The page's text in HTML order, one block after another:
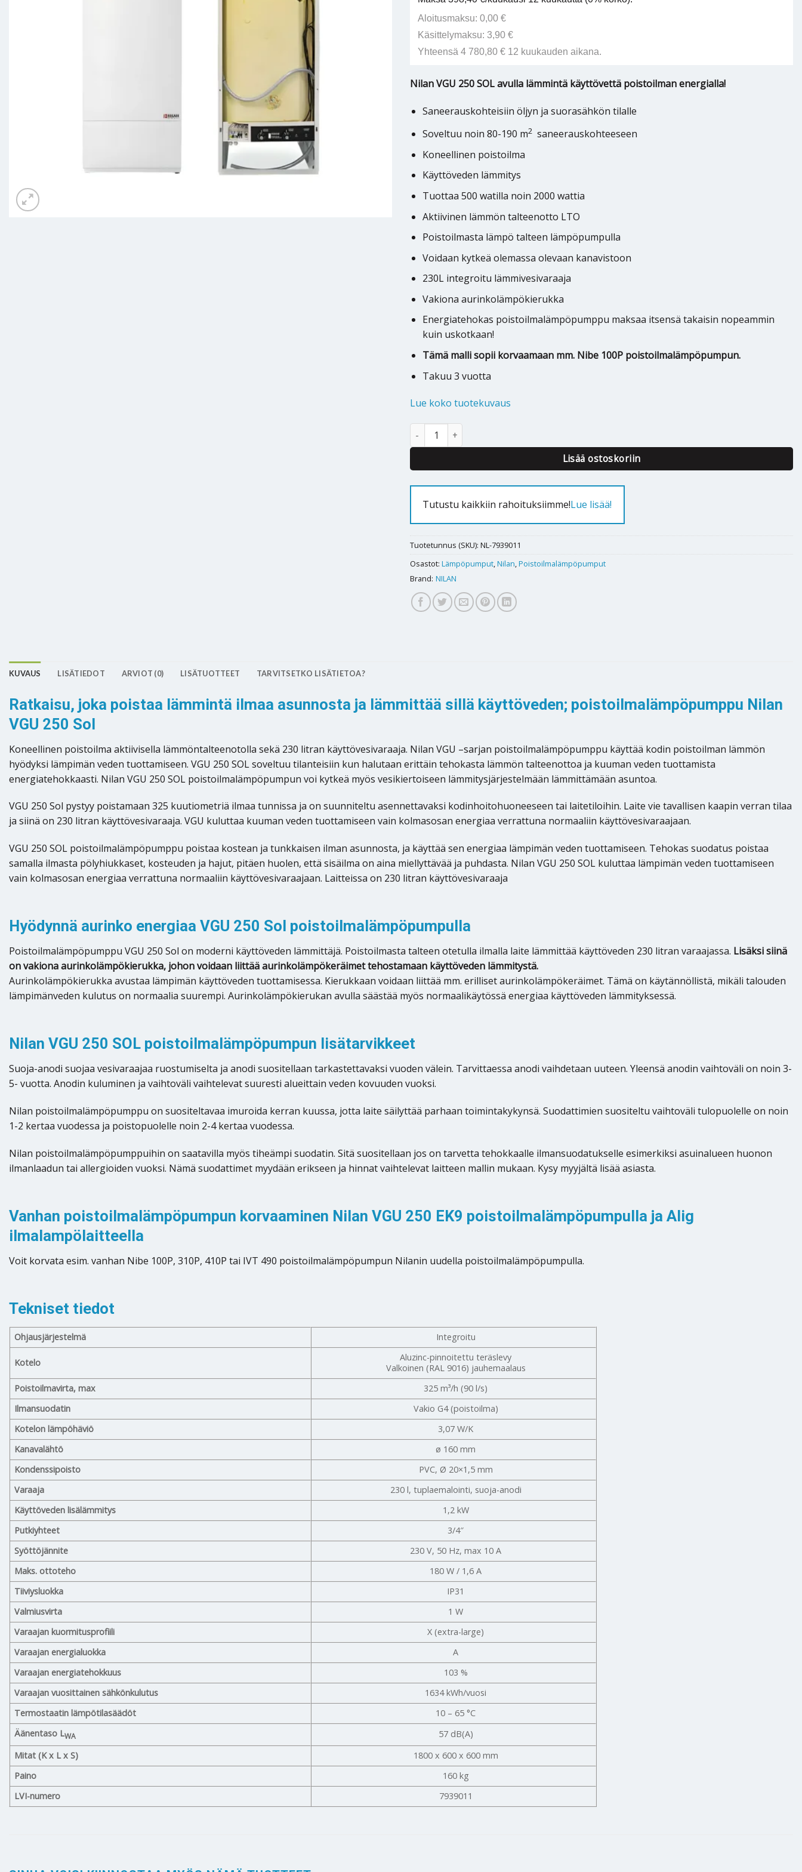
Aloitusmaksu: 0,00 €
Käsittelymaksu: 3,90 €
Yhteensä 4 780,80 € 12 kuukauden aikana.
Nilan VGU 250 SOL avulla lämmintä käyttövettä poistoilman energialla!
Saneerauskohteisiin öljyn ja suorasähkön tilalle
Soveltuu noin 80-190 m2 saneerauskohteeseen
Koneellinen poistoilma
Käyttöveden lämmitys
Tuottaa 500 watilla noin 2000 wattia
Aktiivinen lämmön talteenotto LTO
Poistoilmasta lämpö talteen lämpöpumpulla
Voidaan kytkeä olemassa olevaan kanavistoon
230L integroitu lämmivesivaraaja
Vakiona aurinkolämpökierukka
Energiatehokas poistoilmalämpöpumppu maksaa itsensä takaisin nopeammin
kuin uskotkaan!
Tämä malli sopii korvaamaan mm. Nibe 100P poistoilmalämpöpumpun.
Takuu 3 vuotta
Lue koko tuotekuvaus
Poistoilmalämpöpumppu Nilan VGU 250 SOL saneerauskohteisiin määrä
Lisää ostoskoriin
Alternative:
Tutustu kaikkiin rahoituksiimme!Lue lisää!
Tuotetunnus (SKU): NL-7939011
Osastot: Lämpöpumput,Nilan,Poistoilmalämpöpumput
Brand: NILAN
KUVAUS LISÄTIEDOT ARVIOT (0) LISÄTUOTTEET TARVITSETKO LISÄTIETOA?
Ratkaisu, joka poistaa lämmintä ilmaa asunnosta ja lämmittää sillä käyttöveden; poistoilmalämpöpumppu Nilan
VGU 250 Sol
Koneellinen poistoilma aktiivisella lämmöntalteenotolla sekä 230 litran käyttövesivaraaja. Nilan VGU –sarjan poistoilmalämpöpumppu käyttää kodin poistoilman lämmön
hyödyksi lämpimän veden tuottamiseen. VGU 250 SOL soveltuu tilanteisiin kun halutaan erittäin tehokasta lämmön talteenottoa ja kuuman veden tuottamista
energiatehokkaasti. Nilan VGU 250 SOL poistoilmalämpöpumpun voi kytkeä myös vesikiertoiseen lämmitysjärjestelmään lämmittämään asuntoa.
VGU 250 Sol pystyy poistamaan 325 kuutiometriä ilmaa tunnissa ja on suunniteltu asennettavaksi kodinhoitohuoneeseen tai laitetiloihin. Laite vie tavallisen kaapin verran tilaa
ja siinä on 230 litran käyttövesivaraaja. VGU kuluttaa kuuman veden tuottamiseen vain kolmasosan energiaa verrattuna normaaliin käyttövesivaraajaan.
VGU 250 SOL poistoilmalämpöpumppu poistaa kostean ja tunkkaisen ilman asunnosta, ja käyttää sen energiaa lämpimän veden tuottamiseen. Tehokas suodatus poistaa
samalla ilmasta pölyhiukkaset, kosteuden ja hajut, pitäen huolen, että sisäilma on aina miellyttävää ja puhdasta. Nilan VGU 250 SOL kuluttaa lämpimän veden tuottamiseen
vain kolmasosan energiaa verrattuna normaaliin käyttövesivaraajaan. Laitteissa on 230 litran käyttövesivaraaja
Hyödynnä aurinko energiaa VGU 250 Sol poistoilmalämpöpumpulla
Poistoilmalämpöpumppu VGU 250 Sol on moderni käyttöveden lämmittäjä. Poistoilmasta talteen otetulla ilmalla laite lämmittää käyttöveden 230 litran varaajassa. Lisäksi siinä
on vakiona aurinkolämpökierukka, johon voidaan liittää aurinkolämpökeräimet tehostamaan käyttöveden lämmitystä.
Aurinkolämpökierukka avustaa lämpimän käyttöveden tuottamisessa. Kierukkaan voidaan liittää mm. erilliset aurinkolämpökeräimet. Tämä on käytännöllistä, mikäli talouden
lämpimänveden kulutus on normaalia suurempi. Aurinkolämpökierukan avulla säästää myös normaalikäytössä energiaa käyttöveden lämmityksessä.
Nilan VGU 250 SOL poistoilmalämpöpumpun lisätarvikkeet
Suoja-anodi suojaa vesivaraajaa ruostumiselta ja anodi suositellaan tarkastettavaksi vuoden välein. Tarvittaessa anodi vaihdetaan uuteen. Yleensä anodin vaihtoväli on noin 3-
5- vuotta. Anodin kuluminen ja vaihtoväli vaihtelevat suuresti alueittain veden kovuuden vuoksi.
Nilan poistoilmalämpöpumppu on suositeltavaa imuroida kerran kuussa, jotta laite säilyttää parhaan toimintakykynsä. Suodattimien suositeltu vaihtoväli tulopuolelle on noin
1-2 kertaa vuodessa ja poistopuolelle noin 2-4 kertaa vuodessa.
Nilan poistoilmalämpöpumppuihin on saatavilla myös tiheämpi suodatin. Sitä suositellaan jos on tarvetta tehokkaalle ilmansuodatukselle esimerkiksi asuinalueen huonon
ilmanlaadun tai allergioiden vuoksi. Nämä suodattimet myydään erikseen ja hinnat vaihtelevat laitteen mallin mukaan. Kysy myyjältä lisää asiasta.
Vanhan poistoilmalämpöpumpun korvaaminen Nilan VGU 250 EK9 poistoilmalämpöpumpulla ja Alig
ilmalampölaitteella
Voit korvata esim. vanhan Nibe 100P, 310P, 410P tai IVT 490 poistoilmalämpöpumpun Nilanin uudella poistoilmalämpöpumpulla.
Tekniset tiedot
Ohjausjärjestelmä Integroitu
Kotelo
Aluzinc-pinnoitettu teräslevy
Valkoinen (RAL 9016) jauhemaalaus
Poistoilmavirta, max
325 m³/h (90 l/s)
Ilmansuodatin
Vakio G4 (poistoilma)
Kotelon lämpöhäviö
3,07 W/K
Kanavalähtö
ø 160 mm
Kondenssipoisto
PVC, Ø 20×1,5 mm
Varaaja
230 l, tuplaemalointi, suoja-anodi
Käyttöveden lisälämmitys
1,2 kW
Putkiyhteet
3/4″
Syöttöjännite
230 V, 50 Hz, max 10 A
Maks. ottoteho
180 W / 1,6 A
Tiiviysluokka
IP31
Valmiusvirta
1 W
Varaajan kuormitusprofiili
X (extra-large)
Varaajan energialuokka
A
Varaajan energiatehokkuus
103 %
Varaajan vuosittainen sähkönkulutus
1634 kWh/vuosi
Termostaatin lämpötilasäädöt
10 – 65 °C
Äänentaso LWA
57 dB(A)
Mitat (K x L x S)
1800 x 600 x 600 mm
Paino
160 kg
LVI-numero
7939011